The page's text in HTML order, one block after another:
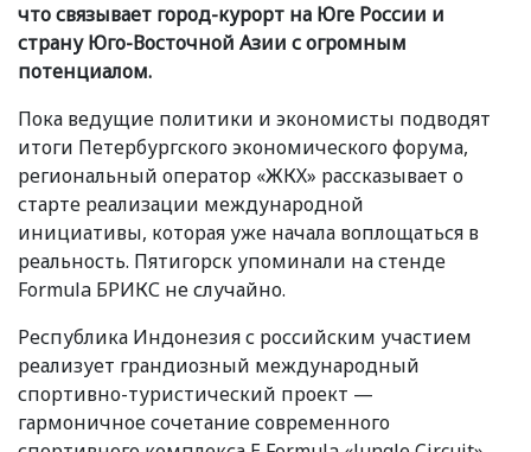
что связывает город-курорт на Юге России и
страну Юго-Восточной Азии с огромным
потенциалом.
Пока ведущие политики и экономисты подводят
итоги Петербургского экономического форума,
региональный оператор «ЖКХ» рассказывает о
старте реализации международной
инициативы, которая уже начала воплощаться в
реальность. Пятигорск упоминали на стенде
Formula БРИКС не случайно.
Республика Индонезия с российским участием
реализует грандиозный международный
спортивно-туристический проект —
гармоничное сочетание современного